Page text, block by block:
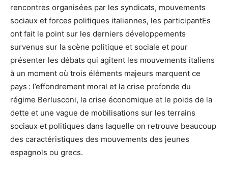
rencontres organisées par les syndicats, mouvements
sociaux et forces politiques italiennes, les participantEs
ont fait le point sur les derniers développements
survenus sur la scène politique et sociale et pour
présenter les débats qui agitent les mouvements italiens
à un moment où trois éléments majeurs marquent ce
pays : l’effondrement moral et la crise profonde du
régime Berlusconi, la crise économique et le poids de la
dette et une vague de mobilisations sur les terrains
sociaux et politiques dans laquelle on retrouve beaucoup
des caractéristiques des mouvements des jeunes
espagnols ou grecs.